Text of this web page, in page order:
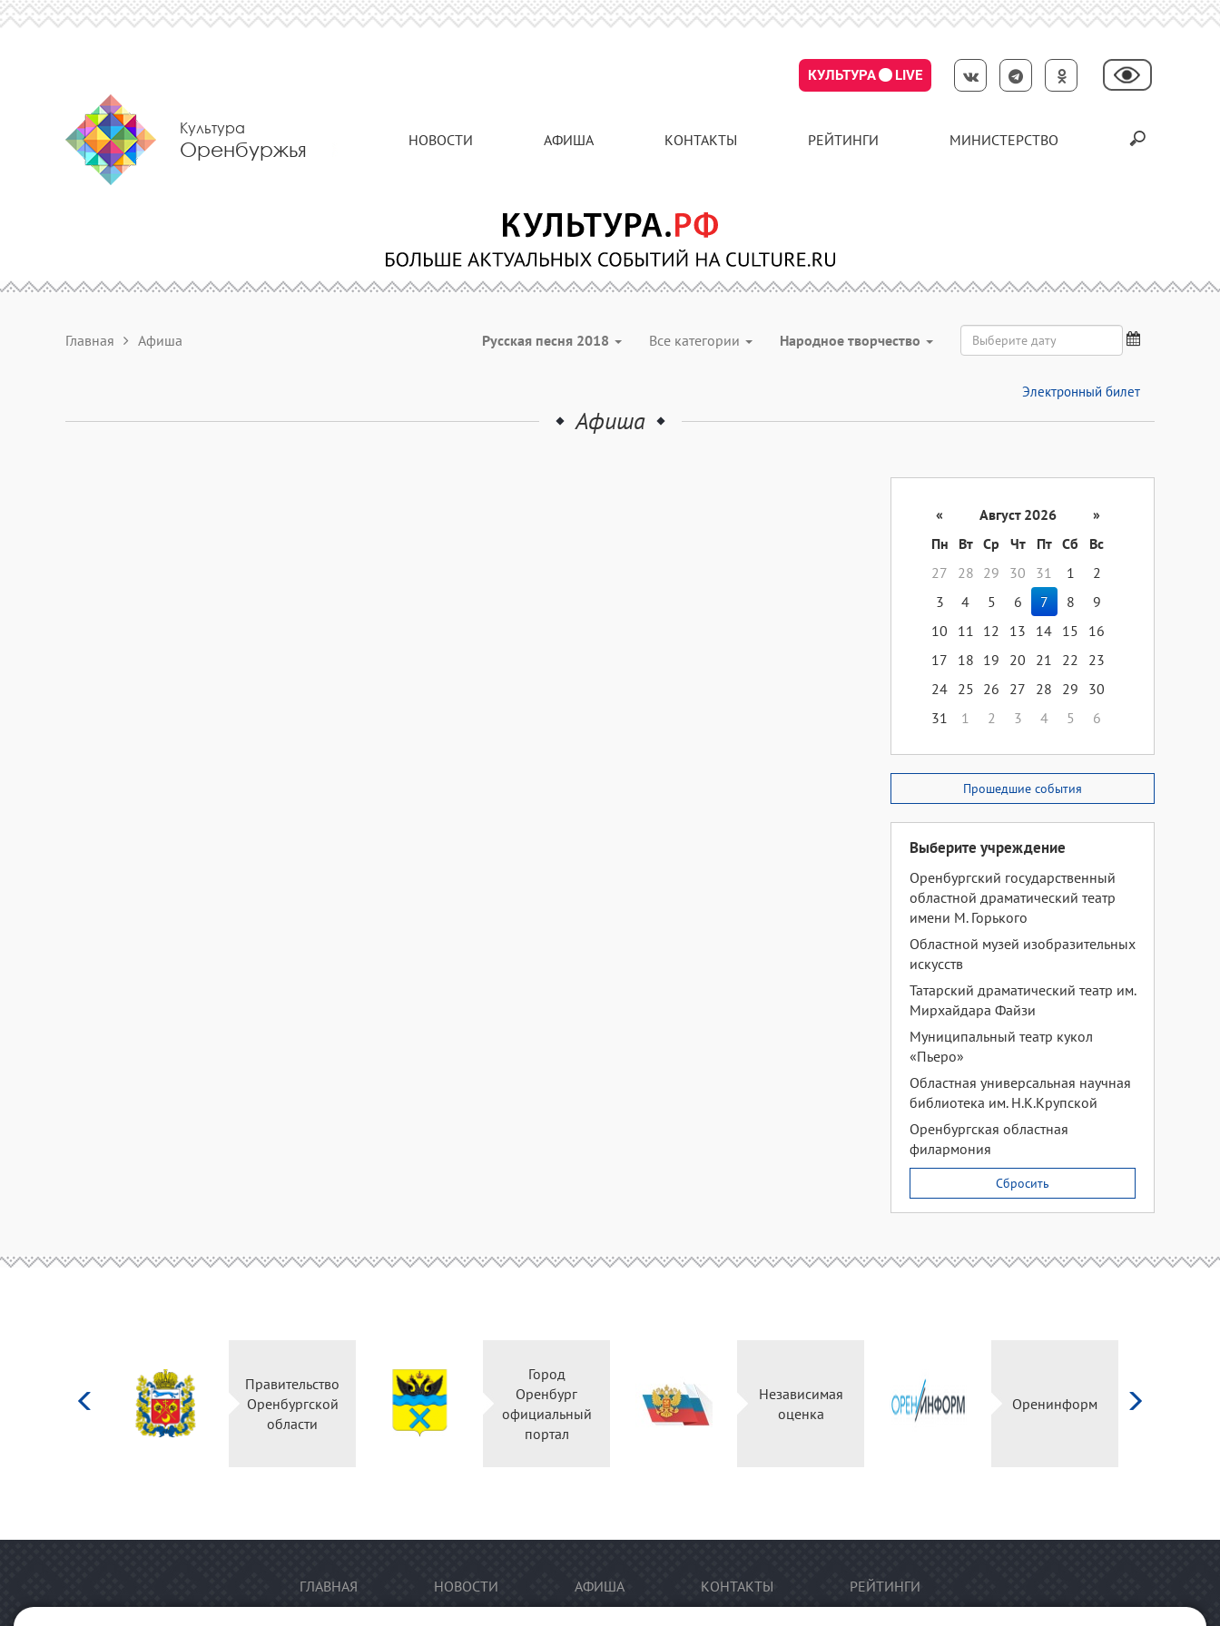
КУЛЬТУРА LIVE
Культура
Оренбуржья НОВОСТИ АФИША КОНТАКТЫ РЕЙТИНГИ МИНИСТЕРСТВО
Главная Афиша Русская песня 2018 Все категории Народное творчество
Электронный билет
Афиша
« Август 2026
»
Пн
Вт Ср Чт Пт Сб
Вс
27
28 29 30 31 1
2
3
4 5 6 7 8
9
10
11 12 13 14 15
16
17
18 19 20 21 22
23
24 25 26 27 28 29
30
31
1 2 3 4 5 6
Прошедшие события
Выберите учреждение
Оренбургский государственный
областной драматический театр
имени М. Горького
Областной музей изобразительных
искусств
Татарский драматический театр им.
Мирхайдара Файзи
Муниципальный театр кукол
«Пьеро»
Областная универсальная научная
библиотека им. Н.К.Крупской
Оренбургская областная
филармония
Сбросить
Правительство
Оренбургской
области
Город
Оренбург
официальный
портал
Независимая
оценка
Оренинформ
ГЛАВНАЯ НОВОСТИ АФИША КОНТАКТЫ РЕЙТИНГИ